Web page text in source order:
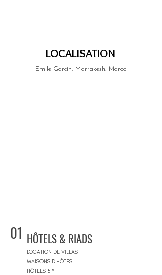
LOCALISATION
Emile Garcin, Marrakesh, Maroc
01 HÔTELS & RIADS
LOCATION DE VILLAS
MAISONS D'HÔTES
HÔTELS 5 *